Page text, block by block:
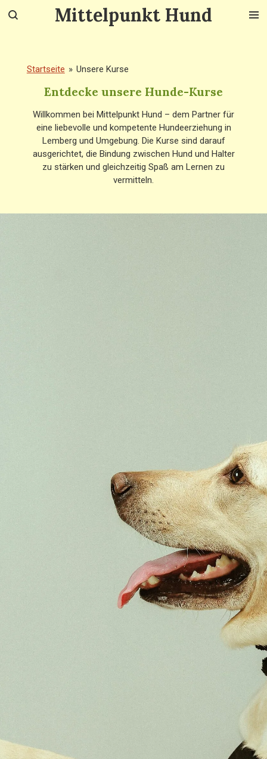
Zum
Mittelpunkt Hund
Startseite » Unsere Kurse
Entdecke unsere Hunde-Kurse
Willkommen bei Mittelpunkt Hund – dem Partner für
eine liebevolle und kompetente Hundeerziehung in
Lemberg und Umgebung. Die Kurse sind darauf
ausgerichtet, die Bindung zwischen Hund und Halter
zu stärken und gleichzeitig Spaß am Lernen zu
vermitteln.